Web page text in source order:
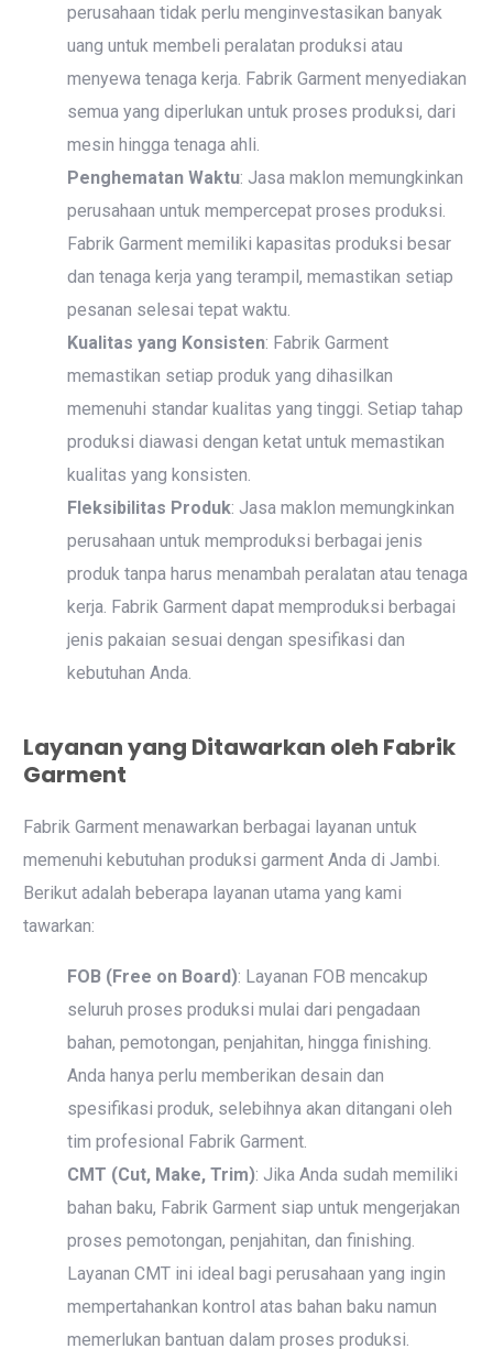
perusahaan tidak perlu menginvestasikan banyak
uang untuk membeli peralatan produksi atau
menyewa tenaga kerja. Fabrik Garment menyediakan
semua yang diperlukan untuk proses produksi, dari
mesin hingga tenaga ahli.
Penghematan Waktu: Jasa maklon memungkinkan
perusahaan untuk mempercepat proses produksi.
Fabrik Garment memiliki kapasitas produksi besar
dan tenaga kerja yang terampil, memastikan setiap
pesanan selesai tepat waktu.
Kualitas yang Konsisten: Fabrik Garment
memastikan setiap produk yang dihasilkan
memenuhi standar kualitas yang tinggi. Setiap tahap
produksi diawasi dengan ketat untuk memastikan
kualitas yang konsisten.
Fleksibilitas Produk: Jasa maklon memungkinkan
perusahaan untuk memproduksi berbagai jenis
produk tanpa harus menambah peralatan atau tenaga
kerja. Fabrik Garment dapat memproduksi berbagai
jenis pakaian sesuai dengan spesifikasi dan
kebutuhan Anda.
Layanan yang Ditawarkan oleh Fabrik
Garment
Fabrik Garment menawarkan berbagai layanan untuk
memenuhi kebutuhan produksi garment Anda di Jambi.
Berikut adalah beberapa layanan utama yang kami
tawarkan:
FOB (Free on Board): Layanan FOB mencakup
seluruh proses produksi mulai dari pengadaan
bahan, pemotongan, penjahitan, hingga finishing.
Anda hanya perlu memberikan desain dan
spesifikasi produk, selebihnya akan ditangani oleh
tim profesional Fabrik Garment.
CMT (Cut, Make, Trim): Jika Anda sudah memiliki
bahan baku, Fabrik Garment siap untuk mengerjakan
proses pemotongan, penjahitan, dan finishing.
Layanan CMT ini ideal bagi perusahaan yang ingin
mempertahankan kontrol atas bahan baku namun
memerlukan bantuan dalam proses produksi.